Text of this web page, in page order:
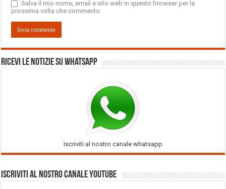
Salva il mio nome, email e sito web in questo browser per la
prossima volta che commento.
Ricevi le notizie su Whatsapp
Iscriviti al nostro canale whatsapp
Iscriviti al nostro Canale Youtube